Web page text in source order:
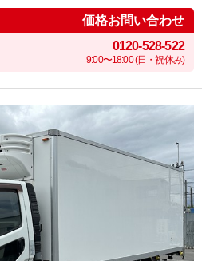
価格お問い合わせ
0120-528-522
9:00〜18:00 (日・祝休み)